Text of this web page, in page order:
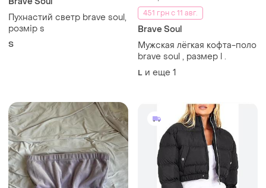
Пухнастий светр brave soul,
розмір s
S
451 грн с 11 авг.
Brave Soul
Мужская лёгкая кофта-поло
brave soul , размер l .
L и еще 1